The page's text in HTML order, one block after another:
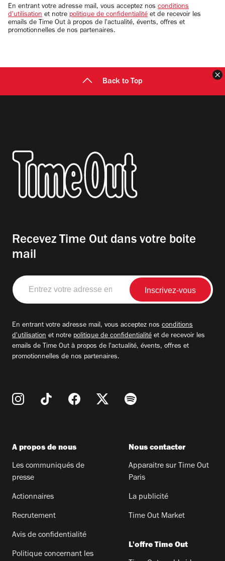
email
En entrant votre adresse mail, vous acceptez nos conditions
d'utilisation et notre politique de confidentialité et de recevoir les
emails de Time Out à propos de l'actualité, évents, offres et
promotionnelles de nos partenaires.
Back to Top
Recevez Time Out dans votre boite
mail
Entrez
votre
adresse
En entrant votre adresse mail, vous acceptez nos conditions
d'utilisation et notre politique de confidentialité et de recevoir les
emails de Time Out à propos de l'actualité, évents, offres et
promotionnelles de nos partenaires.
A propos de nous
Les communiqués de
presse
Actionnaires
Recrutement
Avis de confidentialité
Politique concernant les
Nous contacter
Apparaitre sur Time Out
Paris
La publicité
Time Out Market
L'offre Time Out